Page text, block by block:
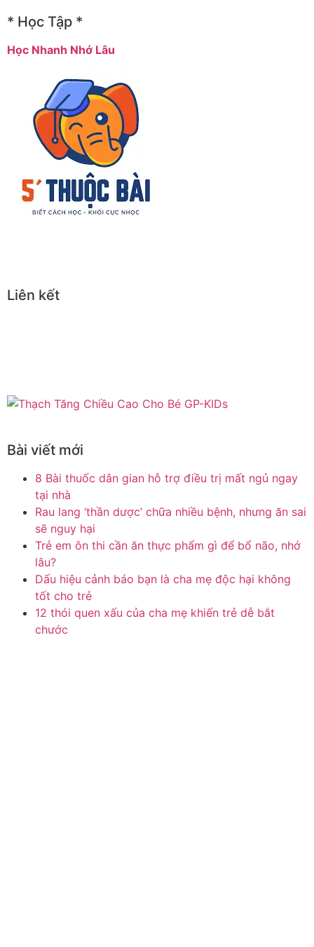
* Học Tập *
Học Nhanh Nhớ Lâu
Liên kết
Bài viết mới
8 Bài thuốc dân gian hỗ trợ điều trị mất ngủ ngay
tại nhà
Rau lang ‘thần dược’ chữa nhiều bệnh, nhưng ăn sai
sẽ nguy hại
Trẻ em ôn thi cần ăn thực phẩm gì để bổ não, nhớ
lâu?
Dấu hiệu cảnh báo bạn là cha mẹ độc hại không
tốt cho trẻ
12 thói quen xấu của cha mẹ khiến trẻ dễ bắt
chước